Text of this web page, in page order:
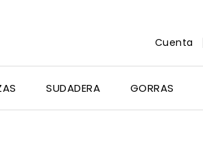
Cuenta
SUDADERA GORRAS